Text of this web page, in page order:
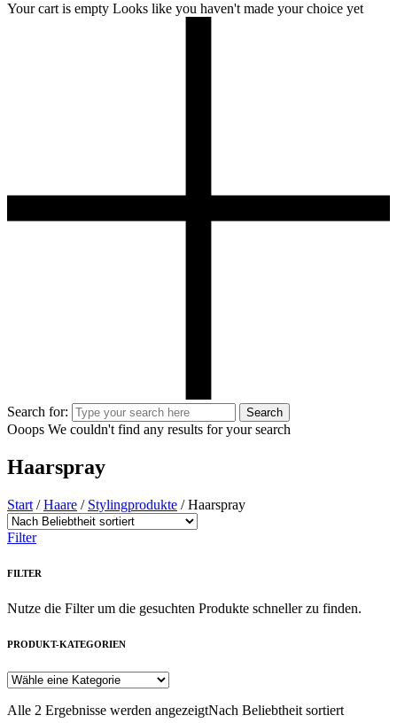
Your cart is empty Looks like you haven't made your choice yet
Search for: Search
Ooops We couldn't find any results for your search
Haarspray
Start /Haare / Stylingprodukte / Haarspray
Filter
FILTER
Nutze die Filter um die gesuchten Produkte schneller zu finden.
PRODUKT-KATEGORIEN
Alle 2 Ergebnisse werden angezeigtNach Beliebtheit sortiert